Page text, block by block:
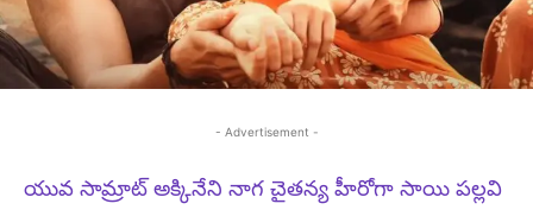
- Advertisement -
యువ సామ్రాట్ అక్కినేని నాగ చైతన్య హీరోగా సాయి పల్లవి